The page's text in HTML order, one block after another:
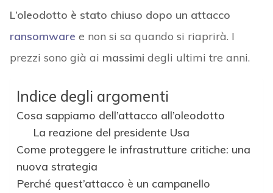
L’oleodotto è stato chiuso dopo un attacco
ransomware e non si sa quando si riaprirà. I
prezzi sono già ai massimi degli ultimi tre anni.
Indice degli argomenti
Cosa sappiamo dell’attacco all’oleodotto
La reazione del presidente Usa
Come proteggere le infrastrutture critiche: una
nuova strategia
Perché quest’attacco è un campanello